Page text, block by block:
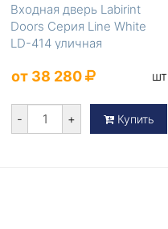
Входная дверь Labirint
Doors Серия Line White
LD-414 уличная
от 38 280 шт
- + Купить